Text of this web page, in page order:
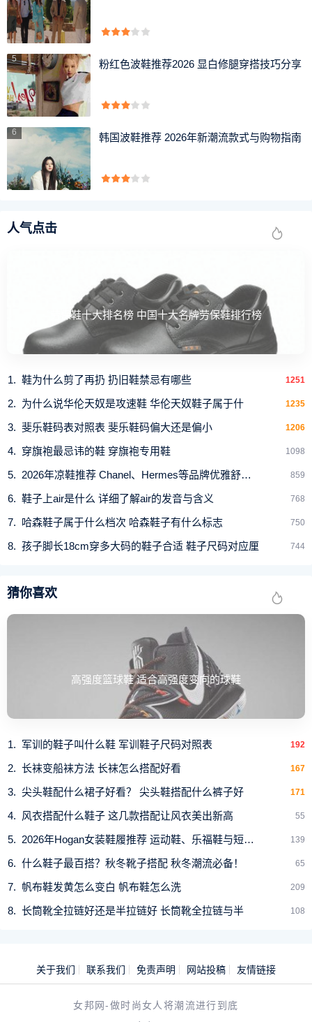
5 粉红色波鞋推荐2026 显白修腿穿搭技巧分享
6 韩国波鞋推荐 2026年新潮流款式与购物指南
人气点击
劳保鞋十大排名榜 中国十大名牌劳保鞋排行榜
鞋为什么剪了再扔 扔旧鞋禁忌有哪些 1251
为什么说华伦天奴是攻速鞋 华伦天奴鞋子属于什 1235
斐乐鞋码表对照表 斐乐鞋码偏大还是偏小 1206
穿旗袍最忌讳的鞋 穿旗袍专用鞋 1098
2026年凉鞋推荐 Chanel、Hermes等品牌优雅舒适款式解 859
鞋子上air是什么 详细了解air的发音与含义 768
哈森鞋子属于什么档次 哈森鞋子有什么标志 750
孩子脚长18cm穿多大码的鞋子合适 鞋子尺码对应厘 744
猜你喜欢
高强度篮球鞋 适合高强度变向的球鞋
军训的鞋子叫什么鞋 军训鞋子尺码对照表 192
长袜变船袜方法 长袜怎么搭配好看 167
尖头鞋配什么裙子好看？ 尖头鞋搭配什么裤子好 171
风衣搭配什么鞋子 这几款搭配让风衣美出新高 55
2026年Hogan女装鞋履推荐 运动鞋、乐福鞋与短靴必 139
什么鞋子最百搭？秋冬靴子搭配 秋冬潮流必备！ 65
帆布鞋发黄怎么变白 帆布鞋怎么洗 209
长筒靴全拉链好还是半拉链好 长筒靴全拉链与半 108
关于我们 联系我们 免责声明 网站投稿 友情链接
女邦网-做时尚女人将潮流进行到底